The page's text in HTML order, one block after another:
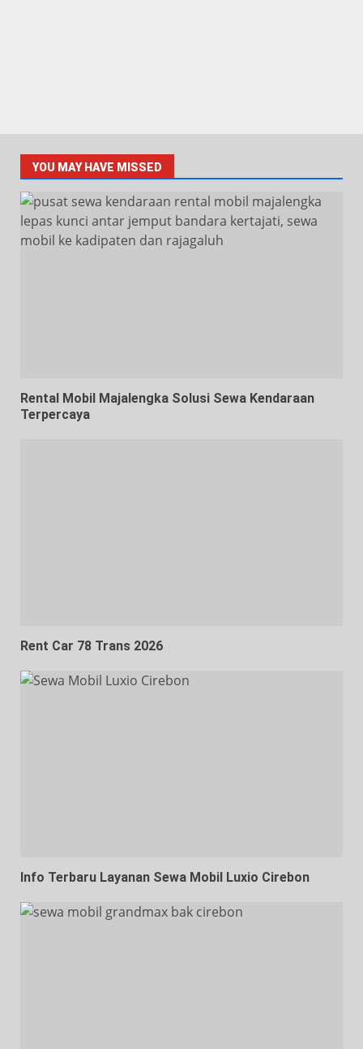
YOU MAY HAVE MISSED
Rental Mobil Majalengka Solusi Sewa Kendaraan
Terpercaya
Rent Car 78 Trans 2026
Info Terbaru Layanan Sewa Mobil Luxio Cirebon